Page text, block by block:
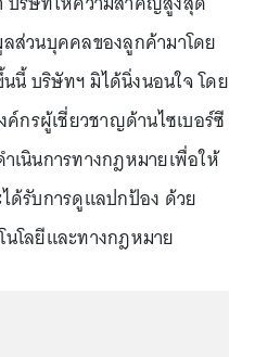
ส่วนบุคคลของลูกค้ามาโดย
บริษัทฯ มิได้นิ่งนอนใจ โดย
กรผู้เชี่ยวชาญด้านไซเบอร์ซี
เนินการทางกฎหมายเพื่อให้
ด้รับการดูแลปกป้อง ด้วย
โลยีและทางกฎหมาย